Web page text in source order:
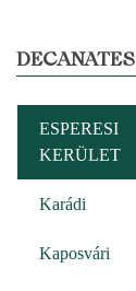
DECANATES
ESPERESI
KERÜLET
Karádi
Kaposvári